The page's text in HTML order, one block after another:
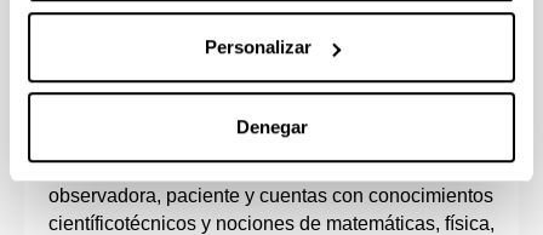
Personalizar
Denegar
Perfil de ingreso
Si tienes vocación investigadora, te motiva el
trabajo en el laboratorio, eres una persona
observadora, paciente y cuentas con conocimientos
científicotécnicos y nociones de matemáticas, física,